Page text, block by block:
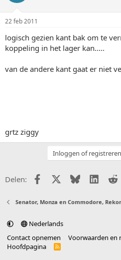
22 feb 2011
logisch gezien kant bak om te
koppeling in het lager kan.....
van de andere kant gaat er niet
grtz ziggy
Inloggen of
Delen: FacebookX (Twitter)
Bluesky
Senator, Monza en Commodore,
Nederlands
Contact opnemen
Voorwaarden en
Hoofdpagina
R